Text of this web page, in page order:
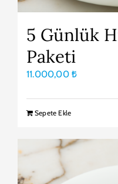
5 Günlük
Paketi
11.000,00 ₺
Sepete Ekle